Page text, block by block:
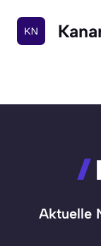
Inhalt
springen
Aktuelle